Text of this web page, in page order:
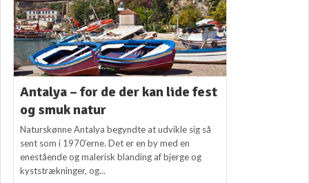
Antalya – for de der kan lide fest
og smuk natur
Naturskønne Antalya begyndte at udvikle sig så
sent som i 1970’erne. Det er en by med en
enestående og malerisk blanding af bjerge og
kyststrækninger, og...